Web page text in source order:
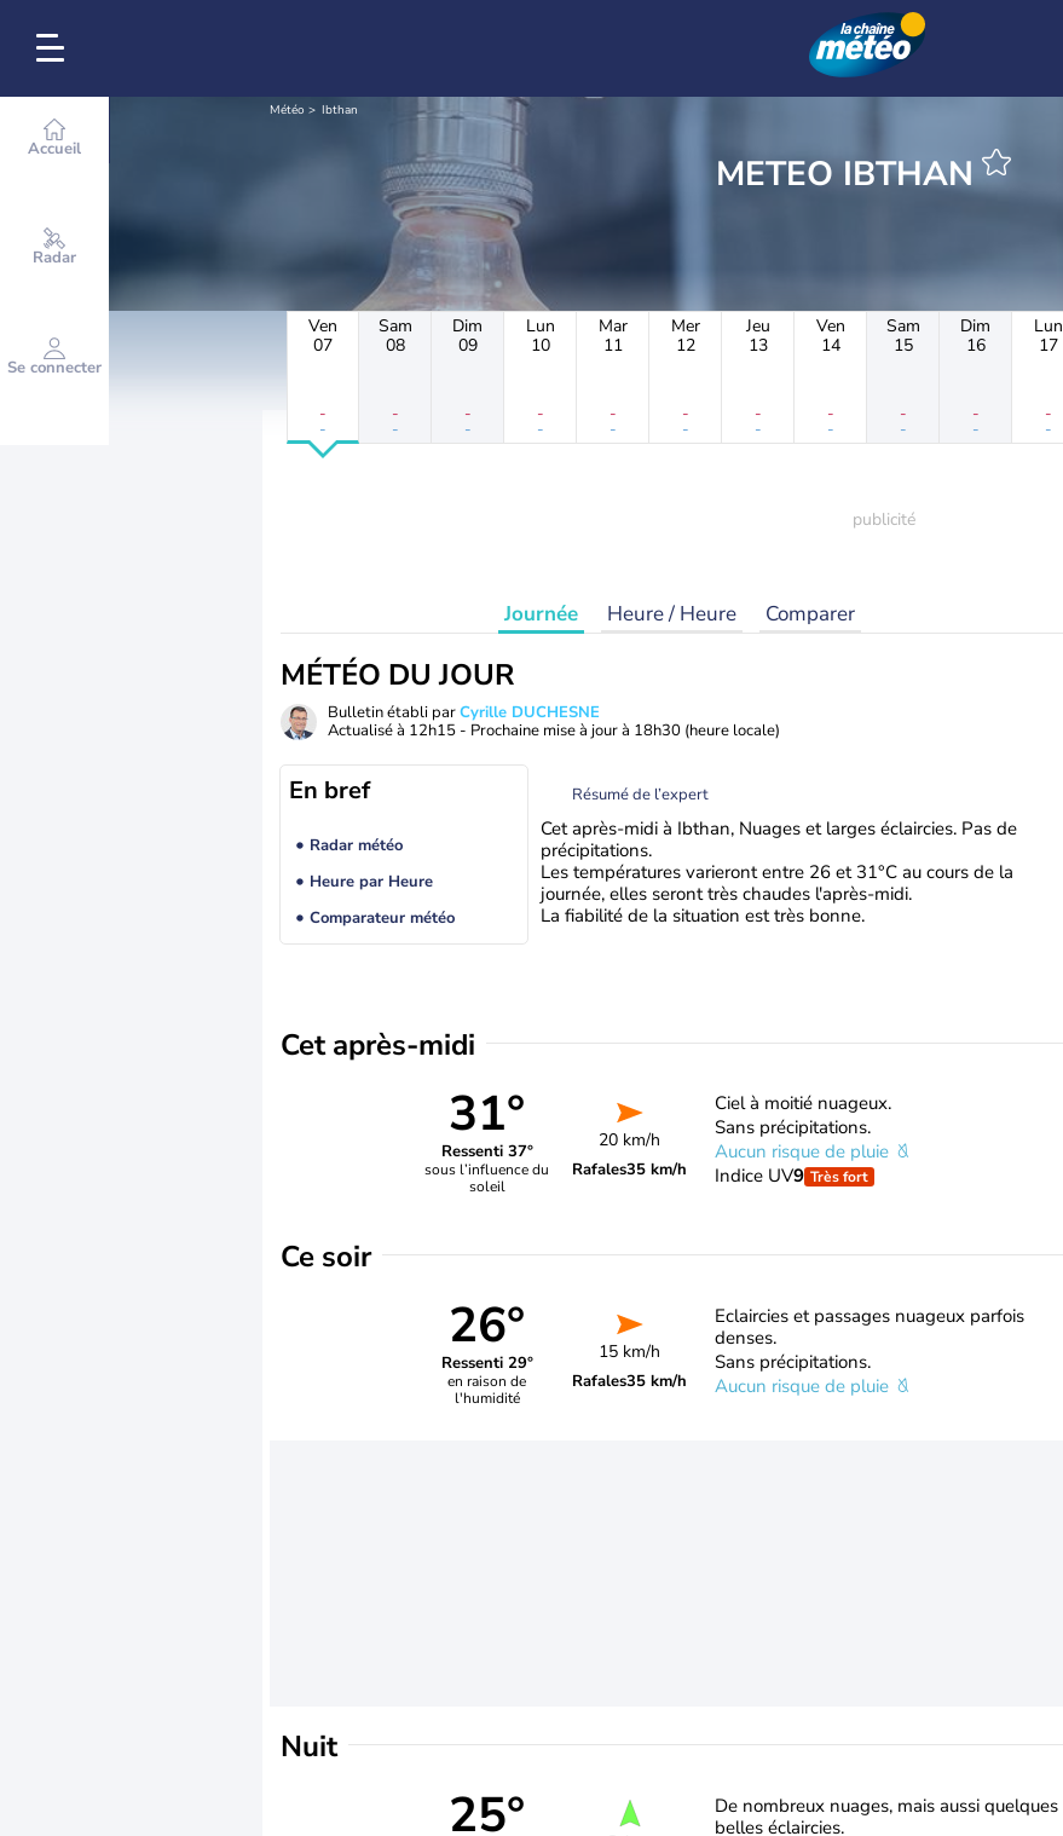
Accueil
Radar
Se connecter
Météo Ibthan
METEO IBTHAN
Ven
07
-
-
Sam
08
-
-
Dim
09
-
-
Lun
10
-
-
Mar
11
-
-
Mer
12
-
-
Jeu
13
-
-
Ven
14
-
-
Sam
15
-
-
Dim
16
-
-
Lun
17
-
-
Journée Heure / Heure Comparer
MÉTÉO DU JOUR
Bulletin établi parCyrille DUCHESNE
Actualisé à 12h15 - Prochaine mise à jour à 18h30 (heure locale)
En bref
Radar météo
Heure par Heure
Comparateur météo
Résumé de l’expert
Cet après-midi à Ibthan, Nuages et larges éclaircies. Pas de
précipitations.
Les températures varieront entre 26 et 31°C au cours de la
journée, elles seront très chaudes l'après-midi.
La fiabilité de la situation est très bonne.
Cet après-midi
31°
Ressenti 37°
sous l’influence du
soleil
20 km/h
Rafales35 km/h
Ciel à moitié nuageux.
Sans précipitations.
Aucun risque de pluie
Indice UV9 Très fort
Ce soir
26°
Ressenti 29°
en raison de
l'humidité
15 km/h
Rafales35 km/h
Eclaircies et passages nuageux parfois
denses.
Sans précipitations.
Aucun risque de pluie
Nuit
25°
De nombreux nuages, mais aussi quelques
belles éclaircies.